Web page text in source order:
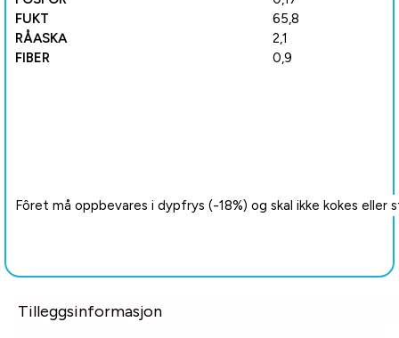
FUKT
65,8
RÅASKA
2,1
FIBER
0,9
Fôret må oppbevares i dypfrys (-18%) og skal ikke kokes eller
Tilleggsinformasjon